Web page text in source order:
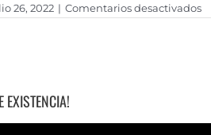
CURSO
26, 2022 | Comentarios desactivadosen